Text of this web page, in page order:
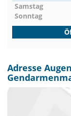
Samstag
Sonntag
Adresse